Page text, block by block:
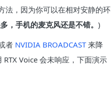
法，因为你可以在相对安静的环
，手机的麦克风还是不错。 )
者 NVIDIA BROADCAST来降
Voice 会未响应，下面演示